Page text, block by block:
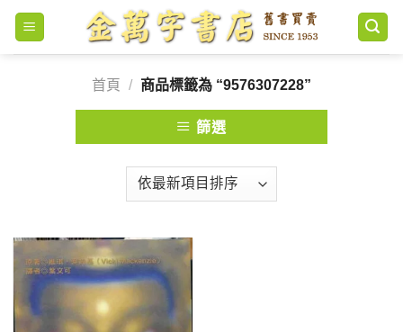
Skip
content
首頁
/ 商品標籤為 “9576307228”
篩選